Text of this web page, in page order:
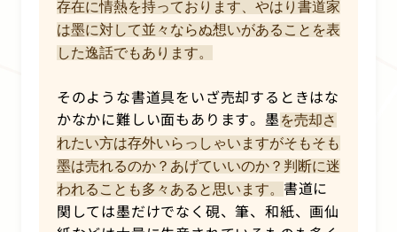
存在に情熱を持っております、やはり書道家
は墨に対して並々ならぬ想いがあることを表
した逸話でもあります。
そのような書道具をいざ売却するときはな
かなかに難しい面もあります。墨 を売却さ
れたい方は存外いらっしゃいますがそもそも
墨は売れるのか？あげていいのか？判断に迷
われることも多々あると思います。 書道に
関しては墨だけでなく硯、筆、和紙、画仙